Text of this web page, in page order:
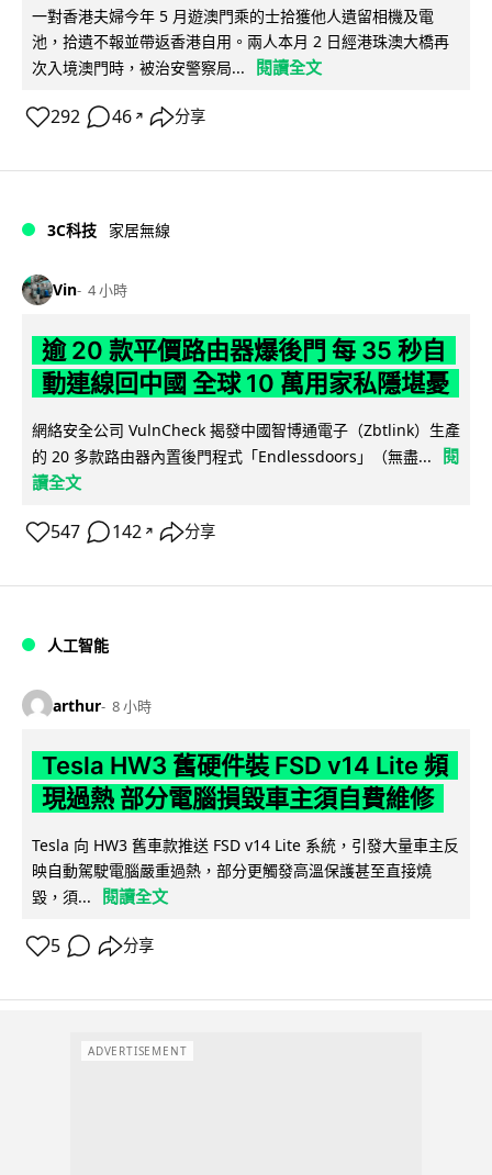
一對香港夫婦今年 5 月遊澳門乘的士拾獲他人遺留相機及電
池，拾遺不報並帶返香港自用。兩人本月 2 日經港珠澳大橋再
次入境澳門時，被治安警察局...
閱讀全文
292 46 ↗ 分享
3C科技 家居無線
Vin 4 小時
逾 20 款平價路由器爆後門 每 35 秒自
動連線回中國 全球 10 萬用家私隱堪憂
網絡安全公司 VulnCheck 揭發中國智博通電子（Zbtlink）生產
的 20 多款路由器內置後門程式「Endlessdoors」（無盡...
閱
讀全文
547 142 ↗ 分享
人工智能
arthur 8 小時
Tesla HW3 舊硬件裝 FSD v14 Lite 頻
現過熱 部分電腦損毀車主須自費維修
Tesla 向 HW3 舊車款推送 FSD v14 Lite 系統，引發大量車主反
映自動駕駛電腦嚴重過熱，部分更觸發高溫保護甚至直接燒
毀，須...
閱讀全文
5 分享
ADVERTISEMENT